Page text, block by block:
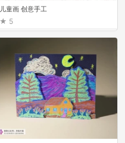
儿童画 创意手工
5